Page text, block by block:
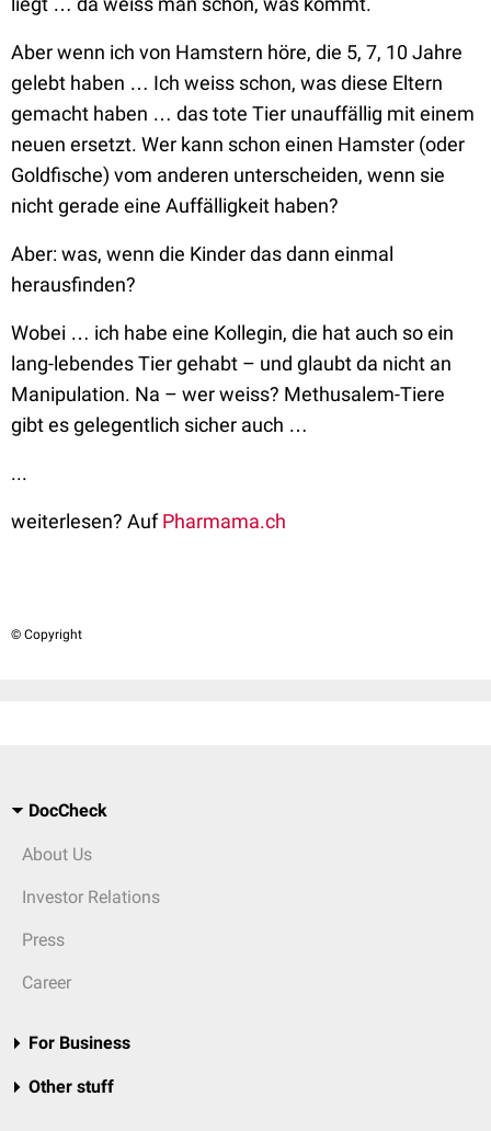
Aber wenn ich von Hamstern höre, die 5, 7, 10 Jahre
gelebt haben … Ich weiss schon, was diese Eltern
gemacht haben … das tote Tier unauffällig mit einem
neuen ersetzt. Wer kann schon einen Hamster (oder
Goldfische) vom anderen unterscheiden, wenn sie
nicht gerade eine Auffälligkeit haben?
Aber: was, wenn die Kinder das dann einmal
herausfinden?
Wobei … ich habe eine Kollegin, die hat auch so ein
lang-lebendes Tier gehabt – und glaubt da nicht an
Manipulation. Na – wer weiss? Methusalem-Tiere
gibt es gelegentlich sicher auch …
...
weiterlesen? AufPharmama.ch
© Copyright
DocCheck
About Us
Investor Relations
Press
Career
For Business
Other stuff